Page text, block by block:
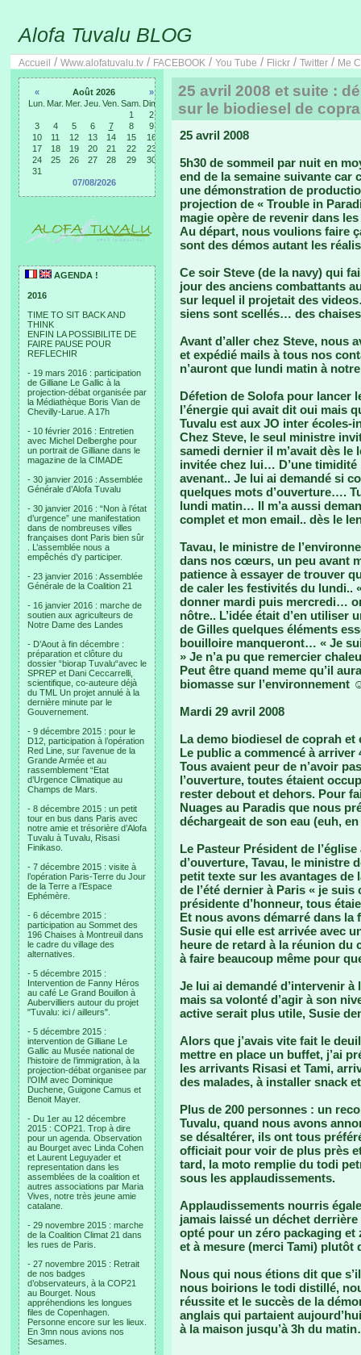
Alofa Tuvalu BLOG
Accueil / Www.alofatuvalu.tv / FACEBOOK / You Tube / Flickr / Twitter / Me
« Août 2026
»
Lun. Mar. Mer. Jeu. Ven. Sam. Dim.
1
2
3
4 5 6 7 8
9
10
11 12 13 14 15
16
17
18 19 20 21 22
23
24
25 26 27 28 29
30
31
07/08/2026
AGENDA !
2016
TIME TO SIT BACK AND
THINK
ENFIN LA POSSIBILITE DE
FAIRE PAUSE POUR
REFLECHIR
- 19 mars 2016 : participation
de Gilliane Le Gallic à la
projection-débat organisée par
la Médiathèque Boris Vian de
Chevilly-Larue. A 17h
- 10 février 2016 : Entretien
avec Michel Delberghe pour
un portrait de Gilliane dans le
magazine de la CIMADE
- 30 janvier 2016 : Assemblée
Générale d’Alofa Tuvalu
- 30 janvier 2016 : “Non à l’état
d’urgence” une manifestation
dans de nombreuses villes
françaises dont Paris bien sûr
. L’assemblée nous a
empêchés d’y participer.
- 23 janvier 2016 : Assemblée
Générale de la Coalition 21
- 16 janvier 2016 : marche de
soutien aux agriculteurs de
Notre Dame des Landes
- D’Aout à fin décembre :
préparation et clôture du
dossier “biorap Tuvalu“avec le
SPREP et Dani Ceccarrelli,
scientifique, co-auteure déjà
du TML Un projet annulé à la
dernière minute par le
Gouvernement.
- 9 décembre 2015 : pour le
D12, participation à l’opération
Red Line, sur l’avenue de la
Grande Armée et au
rassemblement “Etat
d’Urgence Climatique au
Champs de Mars.
- 8 décembre 2015 : un petit
tour en bus dans Paris avec
notre amie et trésorière d’Alofa
Tuvalu à Tuvalu, Risasi
Finikaso.
- 7 décembre 2015 : visite à
l’opération Paris-Terre du Jour
de la Terre a l’Espace
Ephémère.
- 6 décembre 2015 :
participation au Sommet des
196 Chaises à Montreuil dans
le cadre du village des
alternatives.
- 5 décembre 2015 :
Intervention de Fanny Héros
au café Le Grand Bouillon à
Aubervilliers autour du projet
"Tuvalu: ici / ailleurs".
- 5 décembre 2015 :
intervention de Gilliane Le
Gallic au Musée national de
l’histoire de l’immigration, à la
projection-débat organisee par
l’OIM avec Dominique
Duchene, Guigone Camus et
Benoit Mayer.
- Du 1er au 12 décembre
2015 : COP21. Trop à dire
pour un agenda. Observation
au Bourget avec Linda Cohen
et Laurent Leguyader et
representation dans les
assemblées de la coalition et
autres associations par Maria
Vives, notre très jeune amie
catalane.
- 29 novembre 2015 : marche
de la Coalition Climat 21 dans
les rues de Paris.
- 27 novembre 2015 : Retrait
de nos badges
d’observateurs, à la COP21
au Bourget. Nous
appréhendions les longues
files de Copenhagen.
Personne encore sur les lieux.
En 3mn nous avions nos
Sesames.
25 avril 2008 et suite :
sur le biodiesel de
25 avril 2008
5h30 de sommeil par nuit en
end de la semaine suivante car
une démonstration de
projection de « Trouble in
magie opère de revenir dans
Au départ, nous voulions faire
sont des démos autant les
Ce soir Steve (de la navy) qui
jour des anciens combattants
sur lequel il projetait des
siens sont scellés… des
Avant d’aller chez Steve, nous
et expédié mails à tous nos
n’auront que lundi matin à
Défetion de Solofa pour lancer
l’énergie qui avait dit oui mais
Tuvalu est aux JO inter
Chez Steve, le seul ministre
samedi dernier il m’avait dès
invitée chez lui… D’une
avenant.. Je lui ai demandé si
quelques mots d’ouverture….
lundi matin… Il m’a aussi
complet et mon email.. dès le
Tavau, le ministre de
dans nos cœurs, un peu avant
patience à essayer de trouver
de caler les festivités du lundi..
donner mardi puis mercredi…
nôtre.. L’idée était d’en utiliser
de Gilles quelques éléments
bouilloire manqueront… « Je
» Je n’a pu que remercier
Peut être quand meme qu’il
biomasse sur l’environnement
Mardi 29 avril 2008
La demo biodiesel de coprah
Le public a commencé à arriver
Tous avaient peur de n’avoir
l’ouverture, toutes étaient
rester debout et dehors. Pour
Nuages au Paradis que nous
déchargeait de son eau (euh,
Le Pasteur Président de
d’ouverture, Tavau, le ministre
petit texte sur les avantages
de l’été dernier à Paris « je
présidente d’honneur, tous
Et nous avons démarré dans
Susie qui elle est arrivée avec
heure de retard à la réunion du
à faire beaucoup même pour
Je lui ai demandé d’intervenir
mais sa volonté d’agir à son
active serait plus utile, Susie
Alors que j’avais vite fait le
mettre en place un buffet, j’ai
les arrivants Risasi et Tami,
des malades, à installer snack
Plus de 200 personnes : un
Tuvalu, quand nous avons
se désaltérer, ils ont tous
officiait pour voir de plus près
tard, la moto remplie du todi
sous les applaudissements.
Applaudissements nourris
jamais laissé un déchet
opté pour un zéro packaging
et à mesure (merci Tami) plutôt
Nous qui nous étions dit que
nous boirions le todi distillé,
réussite et le succès de la
anglais qui partaient
à la maison jusqu’à 3h du